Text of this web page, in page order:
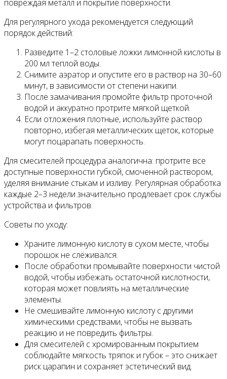
повреждая металл и покрытие поверхности.
Для регулярного ухода рекомендуется следующий
порядок действий:
Разведите 1–2 столовые ложки лимонной кислоты в
200 мл теплой воды.
Снимите аэратор и опустите его в раствор на 30–60
минут, в зависимости от степени накипи.
После замачивания промойте фильтр проточной
водой и аккуратно протрите мягкой щеткой.
Если отложения плотные, используйте раствор
повторно, избегая металлических щеток, которые
могут поцарапать поверхность.
Для смесителей процедура аналогична: протрите все
доступные поверхности губкой, смоченной раствором,
уделяя внимание стыкам и изливу. Регулярная обработка
каждые 2–3 недели значительно продлевает срок службы
устройства и фильтров.
Советы по уходу:
Храните лимонную кислоту в сухом месте, чтобы
порошок не слёживался.
После обработки промывайте поверхности чистой
водой, чтобы избежать остаточной кислотности,
которая может повлиять на металлические
элементы.
Не смешивайте лимонную кислоту с другими
химическими средствами, чтобы не вызвать
реакцию и не повредить фильтры.
Для смесителей с хромированным покрытием
соблюдайте мягкость тряпок и губок – это снижает
риск царапин и сохраняет эстетический вид.